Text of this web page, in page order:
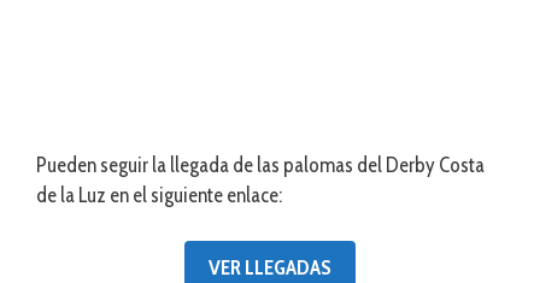
Pueden seguir la llegada de las palomas del Derby Costa
de la Luz en el siguiente enlace:
VER LLEGADAS